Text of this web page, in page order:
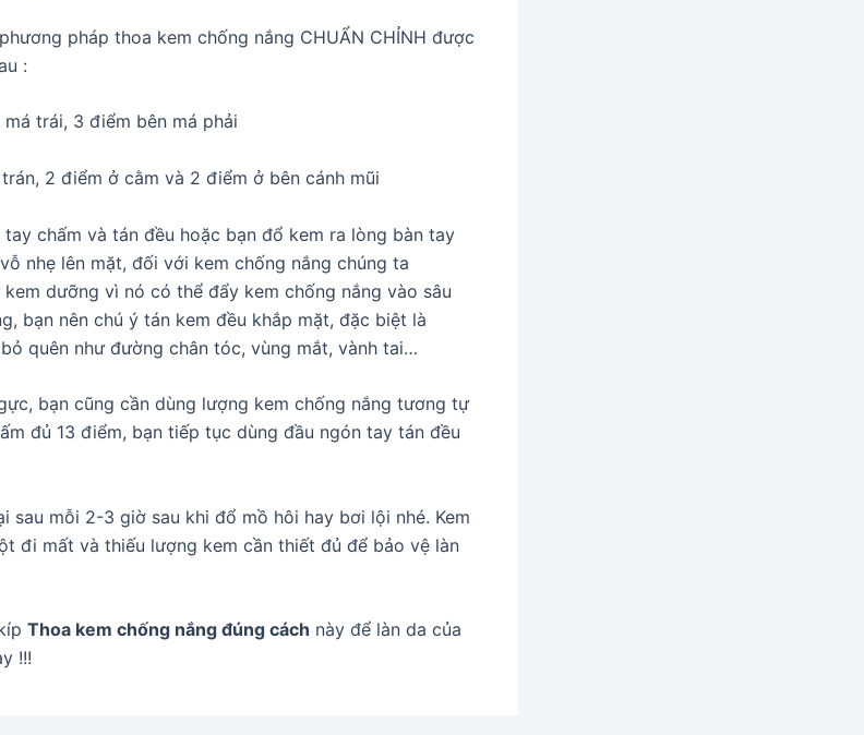
pháp thoa kem chống nắng CHUẨN CHỈNH được
:
trái, 3 điểm bên má phải
2 điểm ở cằm và 2 điểm ở bên cánh mũi
tay chấm và tán đều hoặc bạn đổ kem ra lòng bàn tay
nhẹ lên mặt, đối với kem chống nắng chúng ta
kem dưỡng vì nó có thể đẩy kem chống nắng vào sâu
bạn nên chú ý tán kem đều khắp mặt, đặc biệt là
quên như đường chân tóc, vùng mắt, vành tai…
bạn cũng cần dùng lượng kem chống nắng tương tự
đủ 13 điểm, bạn tiếp tục dùng đầu ngón tay tán đều
sau mỗi 2-3 giờ sau khi đổ mồ hôi hay bơi lội nhé. Kem
đi mất và thiếu lượng kem cần thiết đủ để bảo vệ làn
Thoa kem chống nắng đúng cách này để làn da của
!!!